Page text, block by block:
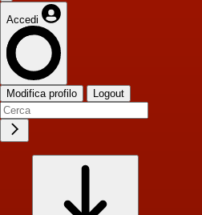
Accedi
Modifica profilo Logout